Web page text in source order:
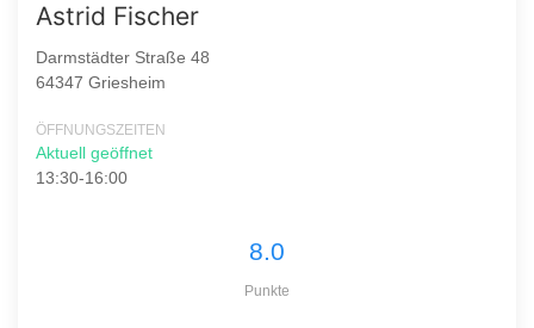
Astrid Fischer
Darmstädter Straße 48
64347 Griesheim
ÖFFNUNGSZEITEN
Aktuell geöffnet
13:30-16:00
8.0
Punkte